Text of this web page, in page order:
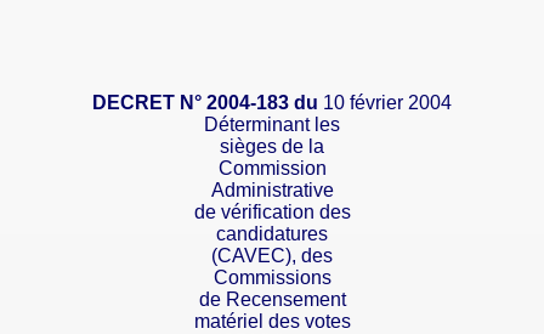
DECRET N° 2004-183 du 10 février 2004
Déterminant les
sièges de la
Commission
Administrative
devérification des
candidatures
(CAVEC), des
Commissions
deRecensement
matériel des votes